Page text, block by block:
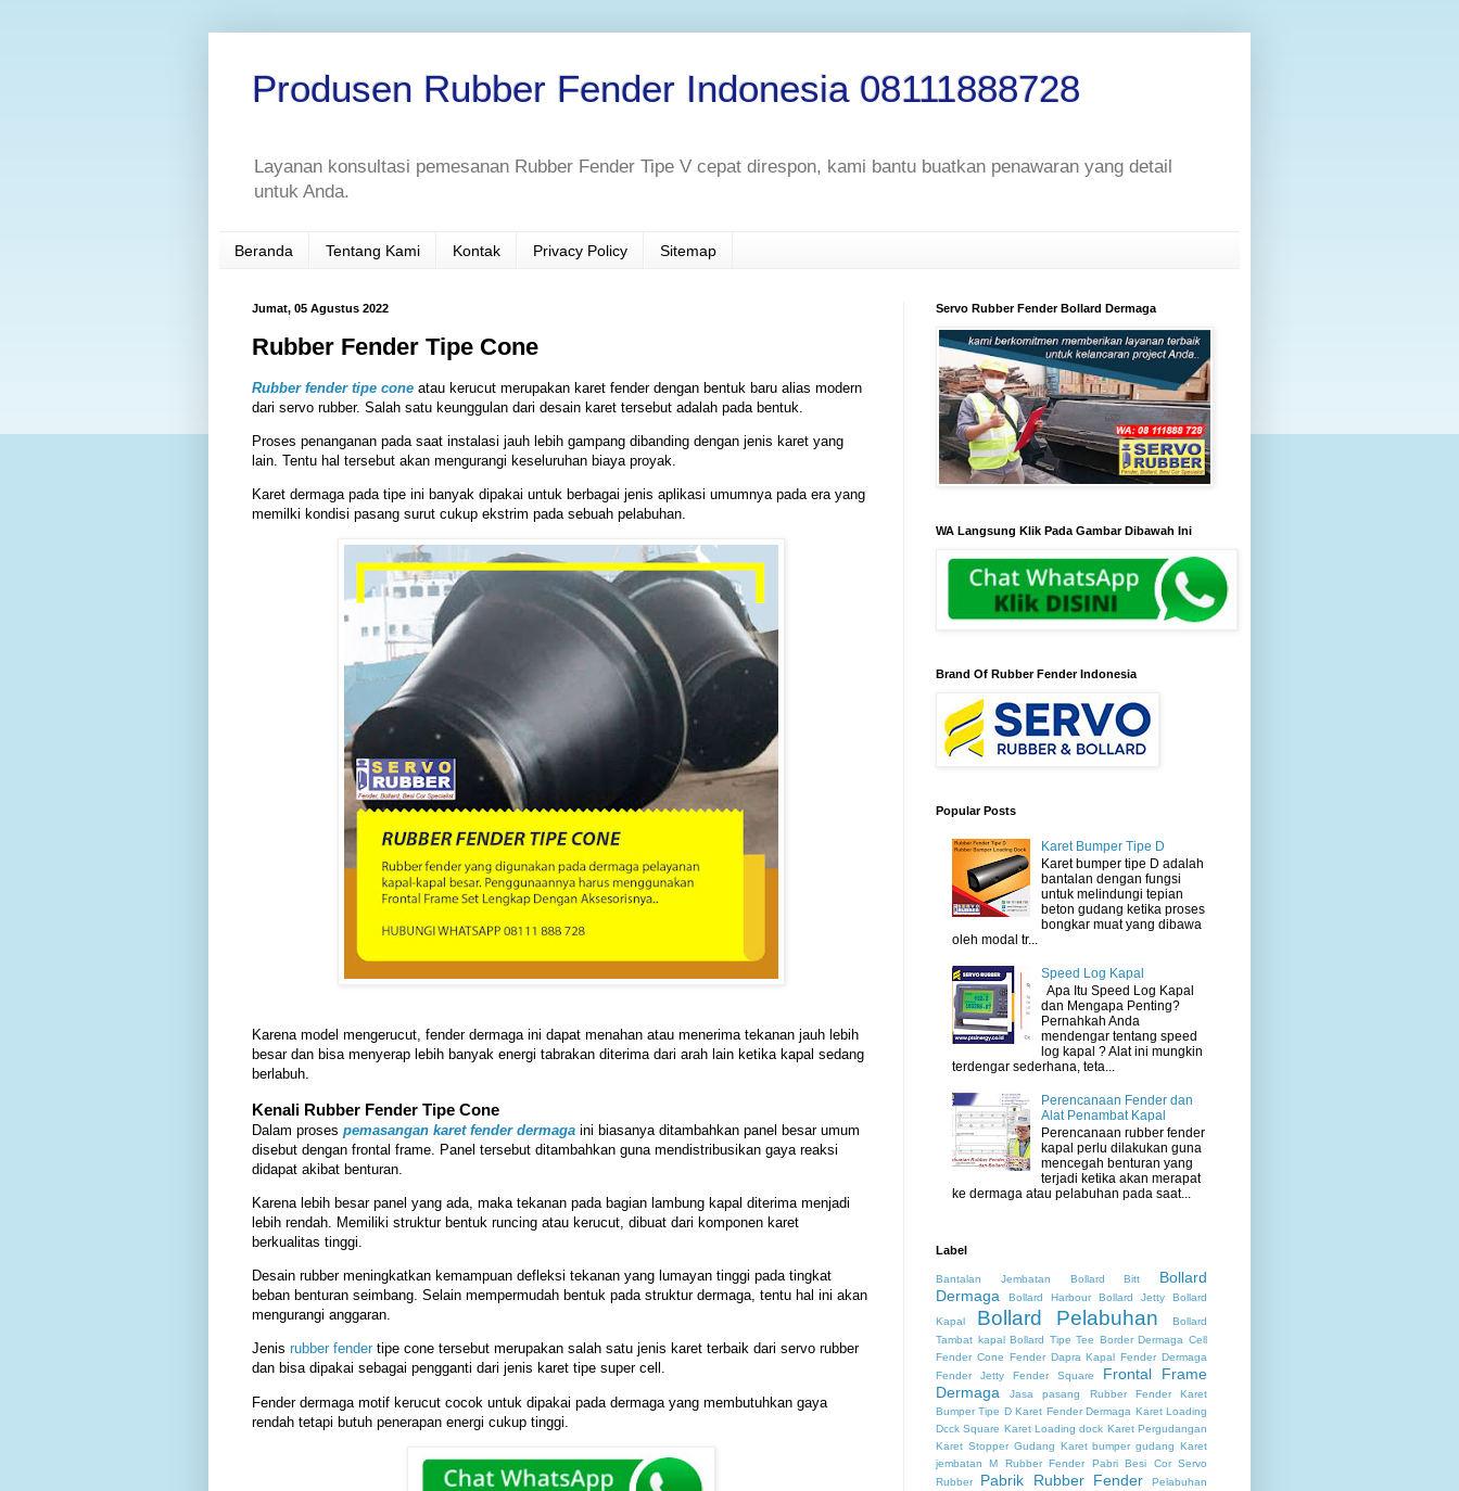
Produsen Rubber Fender Indonesia 08111888728
Layanan konsultasi pemesanan Rubber Fender Tipe V cepat direspon, kami bantu buatkan penawaran yang detail
untuk Anda.
Beranda Tentang Kami Kontak Privacy Policy Sitemap
Jumat, 05 Agustus 2022
Rubber Fender Tipe Cone
Rubber fender tipe cone atau kerucut merupakan karet fender dengan bentuk baru alias modern
dari servo rubber. Salah satu keunggulan dari desain karet tersebut adalah pada bentuk.
Proses penanganan pada saat instalasi jauh lebih gampang dibanding dengan jenis karet yang
lain. Tentu hal tersebut akan mengurangi keseluruhan biaya proyak.
Karet dermaga pada tipe ini banyak dipakai untuk berbagai jenis aplikasi umumnya pada era yang
memilki kondisi pasang surut cukup ekstrim pada sebuah pelabuhan.
Karena model mengerucut, fender dermaga ini dapat menahan atau menerima tekanan jauh lebih
besar dan bisa menyerap lebih banyak energi tabrakan diterima dari arah lain ketika kapal sedang
berlabuh.
Kenali Rubber Fender Tipe Cone
Dalam proses pemasangan karet fender dermaga ini biasanya ditambahkan panel besar umum
disebut dengan frontal frame. Panel tersebut ditambahkan guna mendistribusikan gaya reaksi
didapat akibat benturan.
Karena lebih besar panel yang ada, maka tekanan pada bagian lambung kapal diterima menjadi
lebih rendah. Memiliki struktur bentuk runcing atau kerucut, dibuat dari komponen karet
berkualitas tinggi.
Desain rubber meningkatkan kemampuan defleksi tekanan yang lumayan tinggi pada tingkat
beban benturan seimbang. Selain mempermudah bentuk pada struktur dermaga, tentu hal ini akan
mengurangi anggaran.
Jenis rubber fender tipe cone tersebut merupakan salah satu jenis karet terbaik dari servo rubber
dan bisa dipakai sebagai pengganti dari jenis karet tipe super cell.
Fender dermaga motif kerucut cocok untuk dipakai pada dermaga yang membutuhkan gaya
rendah tetapi butuh penerapan energi cukup tinggi.
Servo Rubber Fender Bollard Dermaga
WA Langsung Klik Pada Gambar Dibawah Ini
Brand Of Rubber Fender Indonesia
Popular Posts
Karet Bumper Tipe D
Karet bumper tipe D adalah
bantalan dengan fungsi
untuk melindungi tepian
beton gudang ketika proses
bongkar muat yang dibawa
oleh modal tr...
Speed Log Kapal
Apa Itu Speed Log Kapal
dan Mengapa Penting?
Pernahkah Anda
mendengar tentang speed
log kapal ? Alat ini mungkin
terdengar sederhana, teta...
Perencanaan Fender dan
Alat Penambat Kapal
Perencanaan rubber fender
kapal perlu dilakukan guna
mencegah benturan yang
terjadi ketika akan merapat
ke dermaga atau pelabuhan pada saat...
Label
Bantalan Jembatan Bollard Bitt
Bollard
Dermaga
Bollard Harbour Bollard Jetty
Bollard
Kapal
Bollard Pelabuhan
Bollard
Tambat kapal Bollard Tipe Tee Border Dermaga Cell
Fender Cone Fender Dapra Kapal Fender Dermaga
Fender Jetty
Fender Square
Frontal Frame
Dermaga
Jasa pasang Rubber Fender
Karet
Bumper Tipe D Karet Fender Dermaga Karet Loading
Dcck Square Karet Loading dock Karet Pergudangan
Karet Stopper Gudang Karet bumper gudang Karet
jembatan
M Rubber Fender
Pabri Besi Cor Servo
Rubber
Pabrik Rubber Fender
Pelabuhan